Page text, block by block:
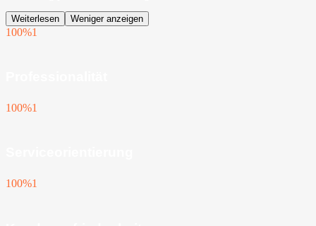
Weiterlesen Weniger anzeigen
100%1
100%1
100%1